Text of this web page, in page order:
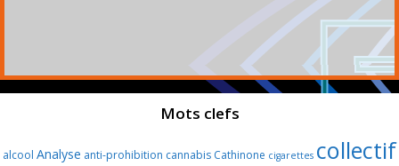
Mots clefs
alcool Analyse anti-prohibition cannabis Cathinone cigarettes collectif